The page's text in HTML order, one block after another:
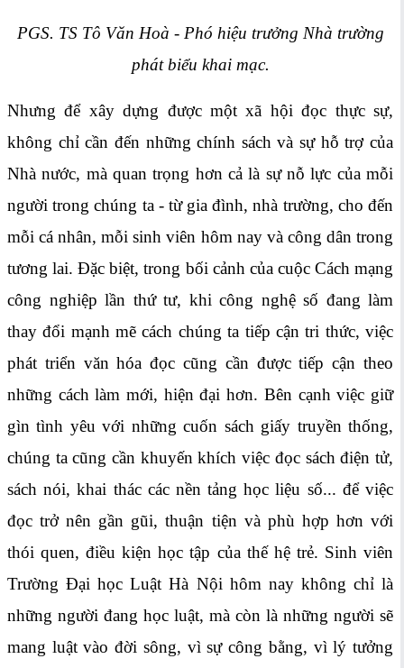
PGS. TS Tô Văn Hoà - Phó hiệu trưởng Nhà trường
phát biểu khai mạc.
Nhưng để xây dựng được một xã hội đọc thực sự,
không chỉ cần đến những chính sách và sự hỗ trợ của
Nhà nước, mà quan trọng hơn cả là sự nỗ lực của mỗi
người trong chúng ta - từ gia đình, nhà trường, cho đến
mỗi cá nhân, mỗi sinh viên hôm nay và công dân trong
tương lai. Đặc biệt, trong bối cảnh của cuộc Cách mạng
công nghiệp lần thứ tư, khi công nghệ số đang làm
thay đổi mạnh mẽ cách chúng ta tiếp cận tri thức, việc
phát triển văn hóa đọc cũng cần được tiếp cận theo
những cách làm mới, hiện đại hơn. Bên cạnh việc giữ
gìn tình yêu với những cuốn sách giấy truyền thống,
chúng ta cũng cần khuyến khích việc đọc sách điện tử,
sách nói, khai thác các nền tảng học liệu số... để việc
đọc trở nên gần gũi, thuận tiện và phù hợp hơn với
thói quen, điều kiện học tập của thế hệ trẻ. Sinh viên
Trường Đại học Luật Hà Nội hôm nay không chỉ là
những người đang học luật, mà còn là những người sẽ
mang luật vào đời sông, vì sự công bằng, vì lý tưởng